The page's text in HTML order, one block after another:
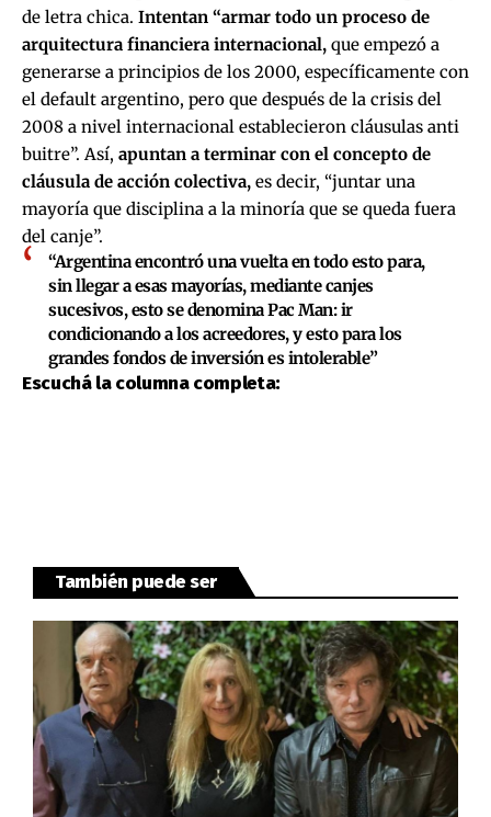
de letra chica. Intentan “armar todo un proceso de
arquitectura financiera internacional, que empezó a
generarse a principios de los 2000, específicamente con
el default argentino, pero que después de la crisis del
2008 a nivel internacional establecieron cláusulas anti
buitre”. Así, apuntan a terminar con el concepto de
cláusula de acción colectiva, es decir, “juntar una
mayoría que disciplina a la minoría que se queda fuera
del canje”.
“Argentina encontró una vuelta en todo esto para,
sin llegar a esas mayorías, mediante canjes
sucesivos, esto se denomina Pac Man: ir
condicionando a los acreedores, y esto para los
grandes fondos de inversión es intolerable”
Escuchá la columna completa:
También puede ser